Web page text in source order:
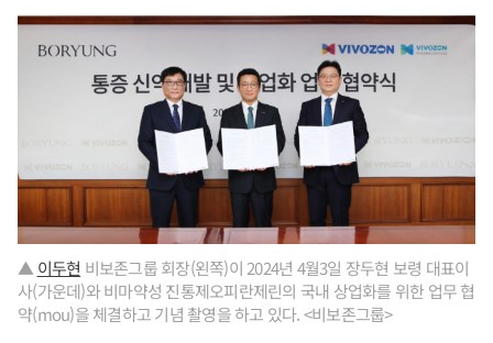
▲ 이두현 비보존그룹 회장(왼쪽)이 2024년 4월3일 장두현 보령 대표이
사(가운데)와 비마약성 진통제오피란제린의 국내 상업화를 위한 업무 협
약(mou)을 체결하고 기념 촬영을 하고 있다. <비보존그룹>